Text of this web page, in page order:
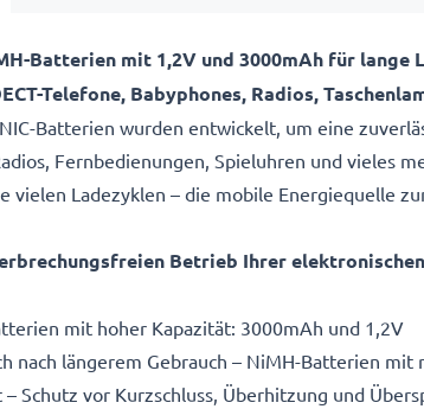
Batterien mit 1,2V und 3000mAh für lange
Telefone, Babyphones, Radios,
Batterien wurden entwickelt, um eine
Fernbedienungen, Spieluhren und vieles
vielen Ladezyklen – die mobile Energiequelle
Betrieb Ihrer
mit hoher Kapazität: 3000mAh und 1,2V
nach längerem Gebrauch – NiMH-Batterien
Schutz vor Kurzschluss, Überhitzung und